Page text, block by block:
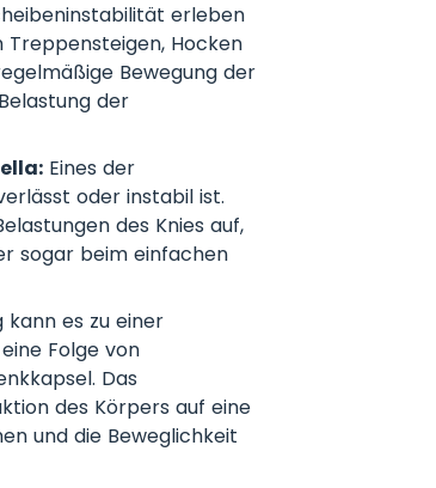
erleben
Hocken
Bewegung der
der
Eines der
oder instabil ist.
des Knies auf,
sogar beim einfachen
es zu einer
Folge von
Das
des Körpers auf eine
und die Beweglichkeit